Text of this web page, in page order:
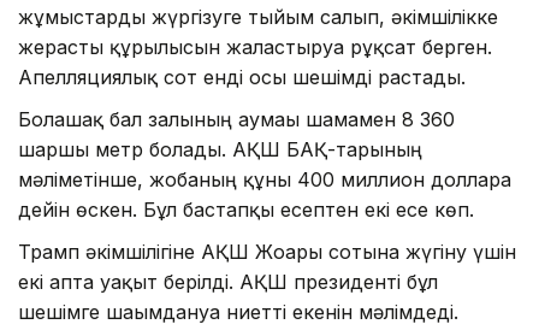
жұмыстарды жүргізуге тыйым салып, әкімшілікке
жерасты құрылысын жалғастыруға рұқсат берген.
Апелляциялық сот енді осы шешімді растады.
Болашақ бал залының аумағы шамамен 8 360
шаршы метр болады. АҚШ БАҚ-тарының
мәліметінше, жобаның құны 400 миллион долларға
дейін өскен. Бұл бастапқы есептен екі есе көп.
Трамп әкімшілігіне АҚШ Жоғарғы сотына жүгіну үшін
екі апта уақыт берілді. АҚШ президенті бұл
шешімге шағымдануға ниетті екенін мәлімдеді.